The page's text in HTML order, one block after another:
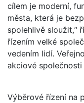
cílem je moderní,
města, která je
spolehlivě sloužit,“
řízením velké
vedením lidí.
akciové společnosti
Výběrové řízení na